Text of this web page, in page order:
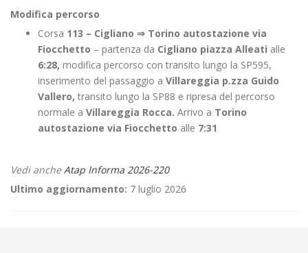
Modifica percorso
Corsa 113 – Cigliano ⇒ Torino autostazione via
Fiocchetto – partenza da Cigliano piazza Alleati alle
6:28, modifica percorso con transito lungo la SP595,
inserimento del passaggio a Villareggia p.zza Guido
Vallero, transito lungo la SP88 e ripresa del percorso
normale a Villareggia Rocca. Arrivo a Torino
autostazione via Fiocchetto alle 7:31
Vedi ancheAtap Informa 2026-220
Ultimo aggiornamento: 7 luglio 2026